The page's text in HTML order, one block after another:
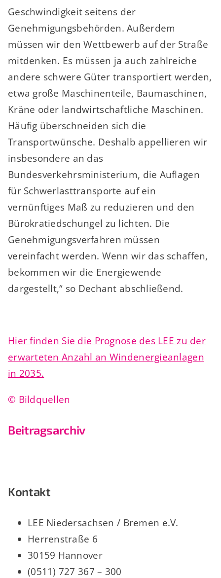
Geschwindigkeit seitens der
Genehmigungsbehörden. Außerdem
müssen wir den Wettbewerb auf der Straße
mitdenken. Es müssen ja auch zahlreiche
andere schwere Güter transportiert werden,
etwa große Maschinenteile, Baumaschinen,
Kräne oder landwirtschaftliche Maschinen.
Häufig überschneiden sich die
Transportwünsche. Deshalb appellieren wir
insbesondere an das
Bundesverkehrsministerium, die Auflagen
für Schwerlasttransporte auf ein
vernünftiges Maß zu reduzieren und den
Bürokratiedschungel zu lichten. Die
Genehmigungsverfahren müssen
vereinfacht werden. Wenn wir das schaffen,
bekommen wir die Energiewende
dargestellt,“ so Dechant abschließend.
Hier finden Sie die Prognose des LEE zu der
erwarteten Anzahl an Windenergieanlagen
in 2035.
© Bildquellen
Beitragsarchiv
Kontakt
LEE Niedersachsen / Bremen e.V.
Herrenstraße 6
30159 Hannover
(0511) 727 367 – 300